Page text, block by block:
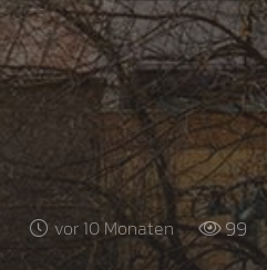
vor 10 Monaten 99